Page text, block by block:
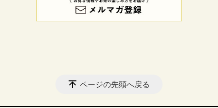
ページの先頭へ戻る